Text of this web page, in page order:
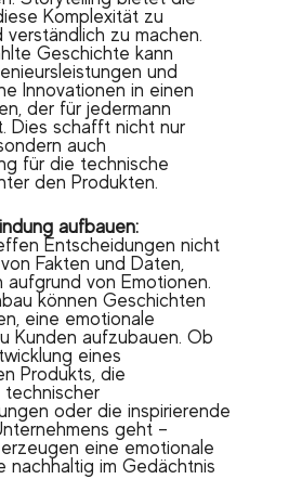
Komplexität zu
verständlich zu machen.
Geschichte kann
und
Innovationen in einen
der für jedermann
Dies schafft nicht nur
auch
für die technische
den Produkten.
aufbauen:
Entscheidungen nicht
Fakten und Daten,
aufgrund von Emotionen.
können Geschichten
eine emotionale
Kunden aufzubauen. Ob
eines
Produkts, die
technischer
oder die inspirierende
geht –
eine emotionale
nachhaltig im Gedächtnis